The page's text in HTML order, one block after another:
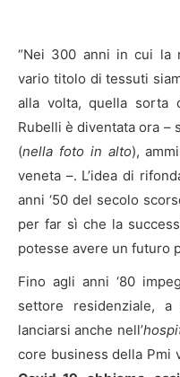
“Nei 300 anni in cui la
vario titolo di tessuti
alla volta, quella sorta
Rubelli è diventata ora –
(nella foto in alto),
veneta –. L’idea di
anni ‘50 del secolo
per far sì che la
potesse avere un futuro
Fino agli anni ‘80
settore residenziale,
lanciarsi anche nell’
core business della Pmi